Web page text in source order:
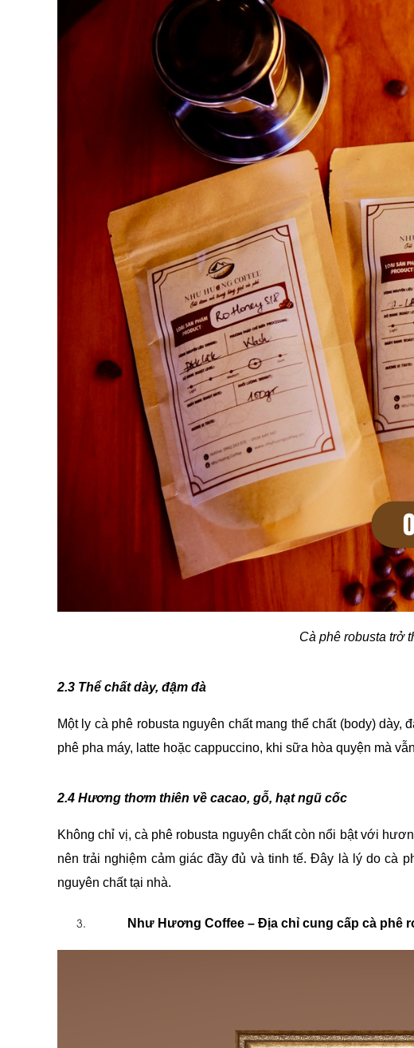
Cà phê robusta trở
2.3 Thể chất dày, đậm đà
Một ly cà phê robusta nguyên chất mang thể chất (body)
phê pha máy, latte hoặc cappuccino, khi sữa hòa quyện mà
2.4 Hương thơm thiên về cacao, gỗ, hạt ngũ cốc
Không chỉ vị, cà phê robusta nguyên chất còn nổi bật với
nên trải nghiệm cảm giác đầy đủ và tinh tế. Đây là lý do cà
nguyên chất tại nhà.
Như Hương Coffee – Địa chỉ cung cấp cà phê